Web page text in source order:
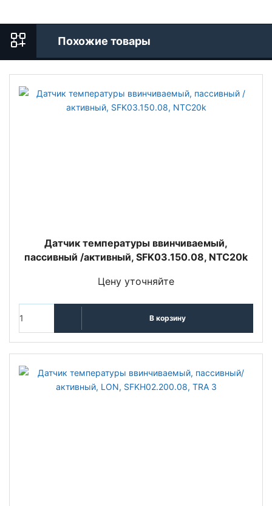
Похожие товары
Датчик температуры ввинчиваемый,
пассивный /активный, SFK03.150.08, NTC20k
Цену уточняйте
В корзину